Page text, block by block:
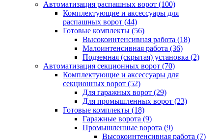
Автоматизация распашных ворот (100)
Комплектующие и аксессуары для
распашных ворот (44)
Готовые комплекты (56)
Высокоинтенсивная работа (18)
Малоинтенсивная работа (36)
Подземная (скрытая) установка (2)
Автоматизация секционных ворот (70)
Комплектующие и аксессуары для
секционных ворот (52)
Для гаражных ворот (29)
Для промышленных ворот (23)
Готовые комплекты (18)
Гаражные ворота (9)
Промышленные ворота (9)
Высокоинтенсивная работа (7)